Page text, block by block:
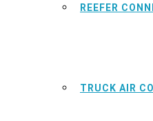
REEFER
TRUCK AIR